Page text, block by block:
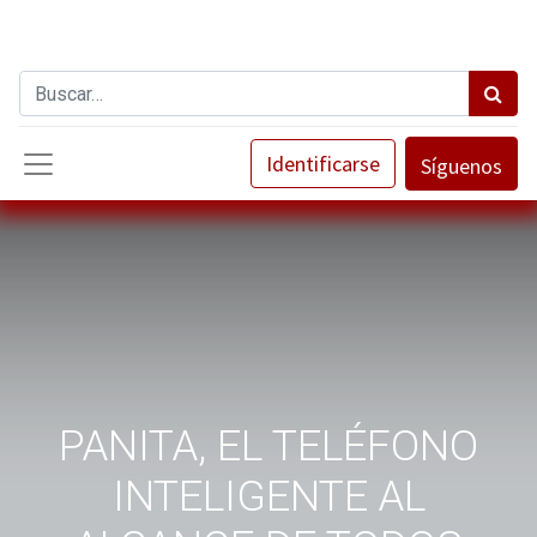
Identificarse Síguenos
PANITA, EL TELÉFONO
INTELIGENTE AL